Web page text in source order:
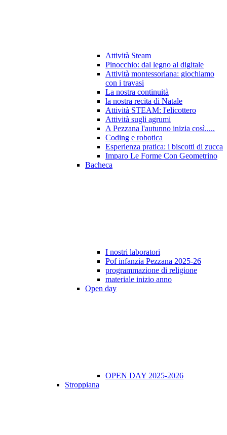
Attività Steam
Pinocchio: dal legno al digitale
Attività montessoriana: giochiamo
con i travasi
La nostra continuità
la nostra recita di Natale
Attività STEAM: l'elicottero
Attività sugli agrumi
A Pezzana l'autunno inizia così.....
Coding e robotica
Esperienza pratica: i biscotti di zucca
Imparo Le Forme Con Geometrino
Bacheca
I nostri laboratori
Pof infanzia Pezzana 2025-26
programmazione di religione
materiale inizio anno
Open day
OPEN DAY 2025-2026
Stroppiana